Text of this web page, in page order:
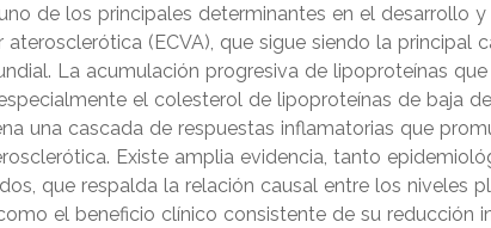
de los principales determinantes en el desarrollo
(ECVA), que sigue siendo la principal
La acumulación progresiva de lipoproteínas
el colesterol de lipoproteínas de baja
una cascada de respuestas inflamatorias que
Existe amplia evidencia, tanto
que respalda la relación causal entre los niveles
el beneficio clínico consistente de su reducción